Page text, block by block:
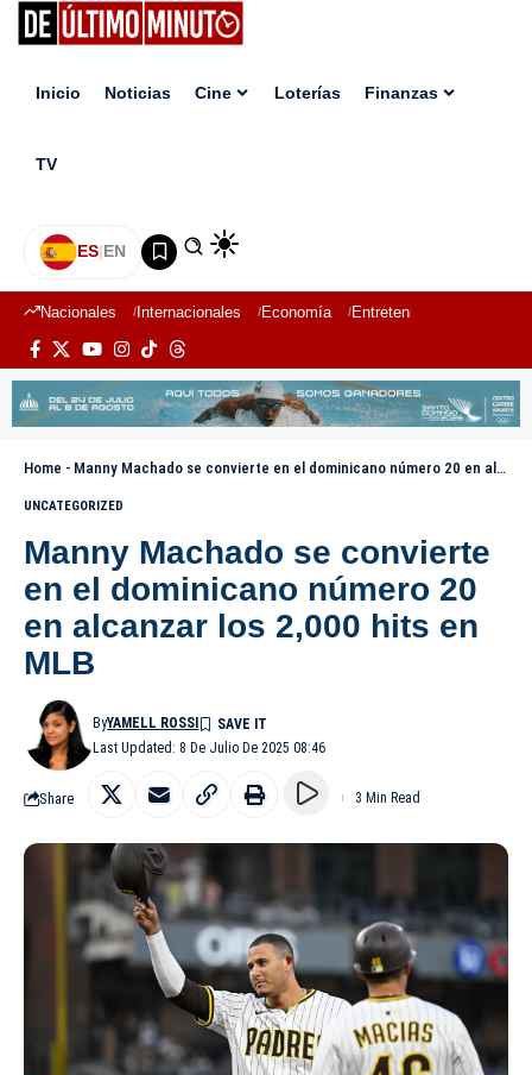
Inicio Noticias Cine Loterías Finanzas
TV
ES|EN
Nacionales Internacionales Economía Entretenimiento
Home - Manny Machado se convierte en el dominicano número 20 en alcanzar los 2,000 hits en MLB
UNCATEGORIZED
Manny Machado se convierte
en el dominicano número 20
en alcanzar los 2,000 hits en
MLB
Last Updated: 8 De Julio De 2025 08:46
ByYAMELL ROSSI
Share 3 Min Read